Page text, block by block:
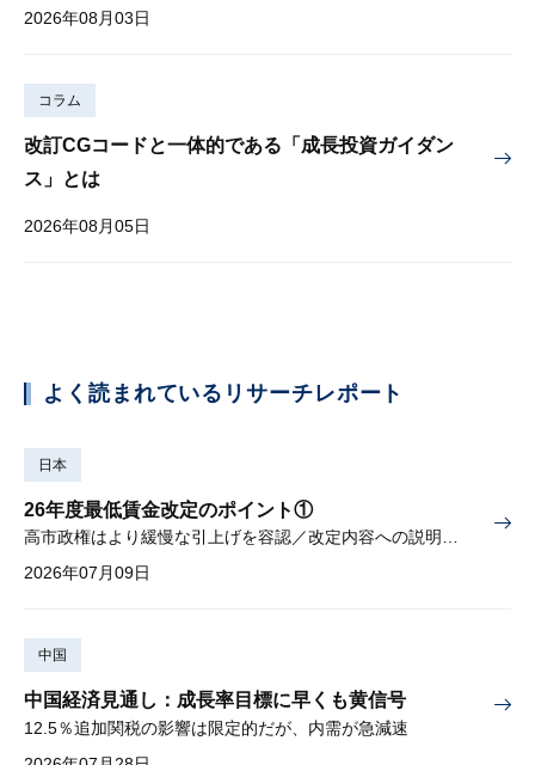
2026年08月03日
コラム
改訂CGコードと一体的である「成長投資ガイダン
ス」とは
2026年08月05日
よく読まれているリサーチレポート
日本
26年度最低賃金改定のポイント①
高市政権はより緩慢な引上げを容認／改定内容への説明責任が焦点
2026年07月09日
中国
中国経済見通し：成長率目標に早くも黄信号
12.5％追加関税の影響は限定的だが、内需が急減速